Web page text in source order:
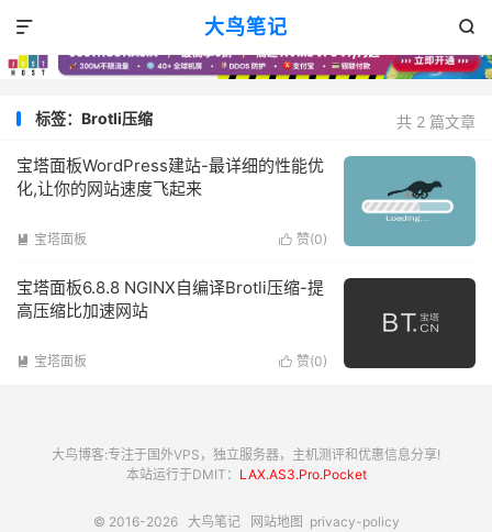
大鸟笔记 

共 2 篇文章
标签：Brotli压缩
宝塔面板WordPress建站-最详细的性能优
化,让你的网站速度飞起来
 赞(0)
 宝塔面板
宝塔面板6.8.8 NGINX自编译Brotli压缩-提
高压缩比加速网站
 赞(0)
 宝塔面板
大鸟博客:专注于国外VPS，独立服务器，主机测评和优惠信息分享!
本站运行于DMIT： LAX.AS3.Pro.Pocket
© 2016-2026 大鸟笔记 网站地图 privacy-policy